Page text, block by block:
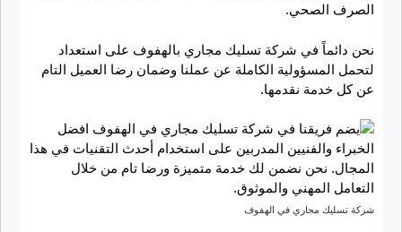
الصرف الصحي.
نحن دائماً في شركة تسليك مجاري بالهفوف على استعداد
لتحمل المسؤولية الكاملة عن عملنا وضمان رضا العميل التام
عن كل خدمة نقدمها.
شركة تسليك مجاري في الهفوف